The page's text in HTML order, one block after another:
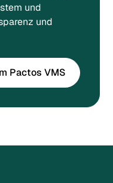
und
und
Pactos VMS